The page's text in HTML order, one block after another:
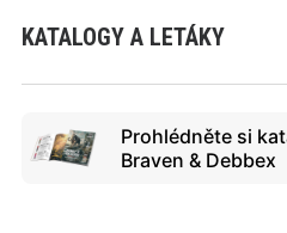
KATALOGY A LETÁKY
Prohlédněte si
Braven & Debbex